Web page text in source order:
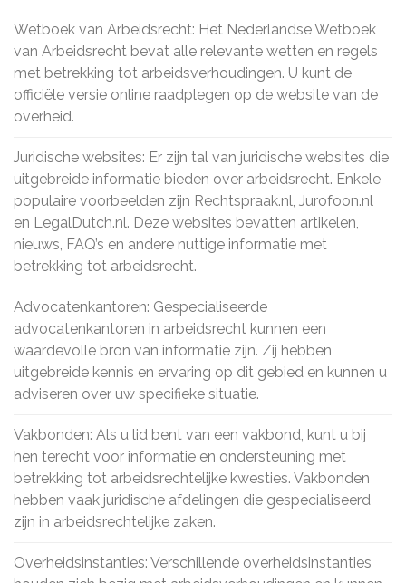
Wetboek van Arbeidsrecht: Het Nederlandse Wetboek
van Arbeidsrecht bevat alle relevante wetten en regels
met betrekking tot arbeidsverhoudingen. U kunt de
officiële versie online raadplegen op de website van de
overheid.
Juridische websites: Er zijn tal van juridische websites die
uitgebreide informatie bieden over arbeidsrecht. Enkele
populaire voorbeelden zijn Rechtspraak.nl, Jurofoon.nl
en LegalDutch.nl. Deze websites bevatten artikelen,
nieuws, FAQ’s en andere nuttige informatie met
betrekking tot arbeidsrecht.
Advocatenkantoren: Gespecialiseerde
advocatenkantoren in arbeidsrecht kunnen een
waardevolle bron van informatie zijn. Zij hebben
uitgebreide kennis en ervaring op dit gebied en kunnen u
adviseren over uw specifieke situatie.
Vakbonden: Als u lid bent van een vakbond, kunt u bij
hen terecht voor informatie en ondersteuning met
betrekking tot arbeidsrechtelijke kwesties. Vakbonden
hebben vaak juridische afdelingen die gespecialiseerd
zijn in arbeidsrechtelijke zaken.
Overheidsinstanties: Verschillende overheidsinstanties